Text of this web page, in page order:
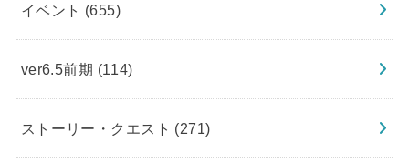
イベント (655)
ver6.5前期 (114)
ストーリー・クエスト (271)